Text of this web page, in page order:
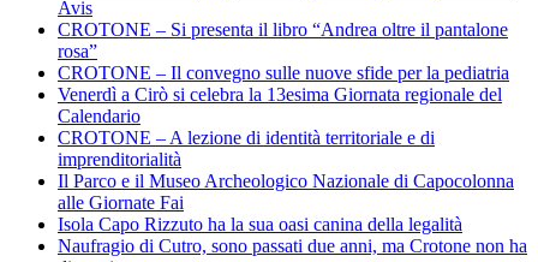
Avis
CROTONE – Si presenta il libro “Andrea oltre il pantalone
rosa”
CROTONE – Il convegno sulle nuove sfide per la pediatria
Venerdì a Cirò si celebra la 13esima Giornata regionale del
Calendario
CROTONE – A lezione di identità territoriale e di
imprenditorialità
Il Parco e il Museo Archeologico Nazionale di Capocolonna
alle Giornate Fai
Isola Capo Rizzuto ha la sua oasi canina della legalità
Naufragio di Cutro, sono passati due anni, ma Crotone non ha